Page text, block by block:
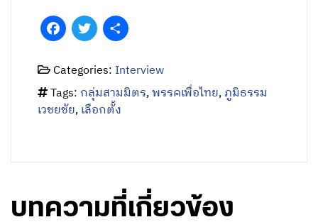
FacebookTwitter
Categories: Interview
Tags: กลุ่มสามมิตร,พรรคเพื่อไทย,ภูมิธรรม
เวชยชัย,เลือกตั้ง
บทความที่เกี่ยวข้อง